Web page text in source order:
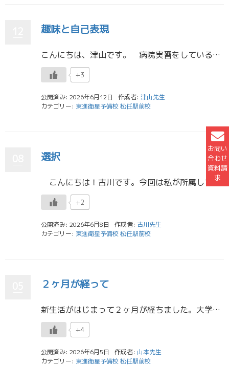
お問い
合わせ
資料請
求
趣味と自己表現
こんにちは、津山です。 病院実習をしていると、2週間や4週間で診療科が変わっていくのでその度に事項紹介をする機会があります。人生で一番自己紹介をしている期間な気がしますね。項目は学年、名前、部活、出身、趣味や希望診療科と […]
+3
公開済み: 2026年6月12日 作成者: 津山先生
カテゴリー: 東進衛星予備校 松任駅前校
選択
こんにちは！古川です。今回は私が所属している「地球社会基盤学類」について紹介したいと思います。みなさんの学部選びの参考にしていただければ幸いです。 私の主観では、数学が得意だから数学科、物理が得意だから物理科のように […]
+2
公開済み: 2026年6月8日 作成者: 古川先生
カテゴリー: 東進衛星予備校 松任駅前校
２ヶ月が経って
新生活がはじまって２ヶ月が経ちました。大学生の生活にも東進のスタッフとしての仕事にも慣れてきたと思います。そこで最近うれしかったことを書きたいと思います。それは東進の生徒からの質問に答えた時に生徒から「めちゃくちゃわかり […]
+4
公開済み: 2026年6月5日 作成者: 山本先生
カテゴリー: 東進衛星予備校 松任駅前校